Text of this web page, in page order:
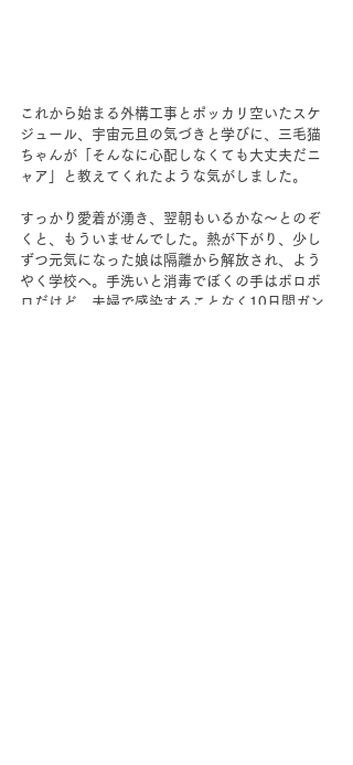
これから始まる外構工事とポッカリ空いたスケ
ジュール、宇宙元旦の気づきと学びに、三毛猫
ちゃんが「そんなに心配しなくても大丈夫だニ
ャア」と教えてくれたような気がしました。
すっかり愛着が湧き、翌朝もいるかな～とのぞ
くと、もういませんでした。熱が下がり、少し
ずつ元気になった娘は隔離から解放され、よう
やく学校へ。手洗いと消毒でぼくの手はボロボ
ロだけど、夫婦で感染することなく10日間ガン